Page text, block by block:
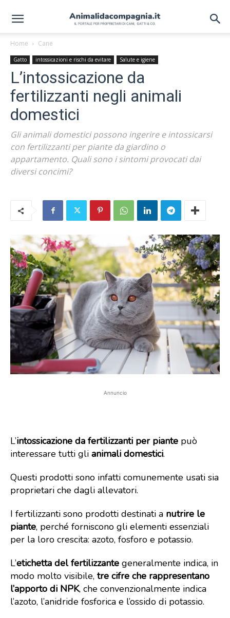
Home Cane
Gatto intossicazioni e rischi da evitare Salute e igiene
L’intossicazione da
fertilizzanti negli animali
domestici
Gli animali domestici possono ingerire e intossicarsi
con fertilizzanti per piante da giardino o
appartamento. Quali sono i sintomi provocati dai
diversi concimi?
Annuncio
L’intossicazione da fertilizzanti per piante può
interessare tutti gli animali domestici.
Questi prodotti sono infatti comunemente usati sia
proprietari che dagli allevatori.
I fertilizzanti sono prodotti destinati a nutrire le
piante, perché forniscono gli elementi essenziali
per la loro crescita: azoto, fosforo e potassio.
L’etichetta del fertilizzante generalmente indica, in
modo molto visibile, tre cifre che rappresentano
l’apporto di NPK, che convenzionalmente indica
l’azoto, l’anidride fosforica e l’ossido di potassio.